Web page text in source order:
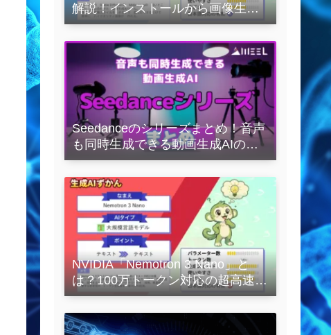
解説！インストールから画像生成
の実践まで紹介
Seedanceのシリーズまとめ！音声
も同時生成できる動画生成AIの全
容を解説
NVIDIA「Nemotron 3 Nano」と
は？100万トークン対応の超高速
LLMを徹底解説